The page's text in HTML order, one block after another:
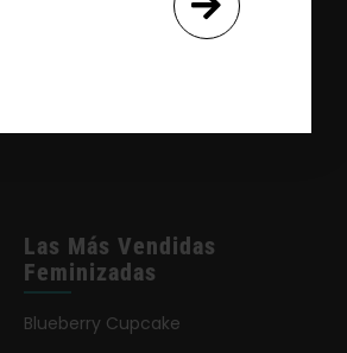
Las Más Vendidas
Feminizadas
Blueberry Cupcake